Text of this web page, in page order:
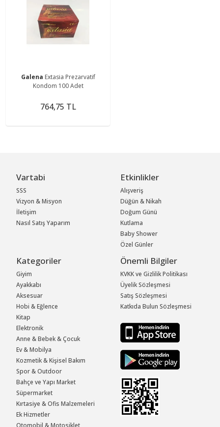
Galena Extasia Prezarvatif
Kondom 100 Adet
764,75 TL
Vartabi
SSS
Vizyon & Misyon
İletişim
Nasıl Satış Yaparım
Etkinlikler
Alışveriş
Düğün & Nikah
Doğum Günü
Kutlama
Baby Shower
Özel Günler
Kategoriler
Giyim
Ayakkabı
Aksesuar
Hobi & Eğlence
Kitap
Elektronik
Anne & Bebek & Çocuk
Ev & Mobilya
Kozmetik & Kişisel Bakım
Spor & Outdoor
Bahçe ve Yapı Market
Süpermarket
Kırtasiye & Ofis Malzemeleri
Ek Hizmetler
Otomobil & Motosiklet
Önemli Bilgiler
KVKK ve Gizlilik Politikası
Üyelik Sözleşmesi
Satış Sözleşmesi
Katkıda Bulun Sözleşmesi